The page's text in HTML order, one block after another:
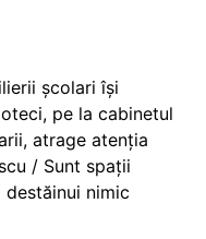
școlari își
pe la cabinetul
atrage atenția
/ Sunt spații
nimic